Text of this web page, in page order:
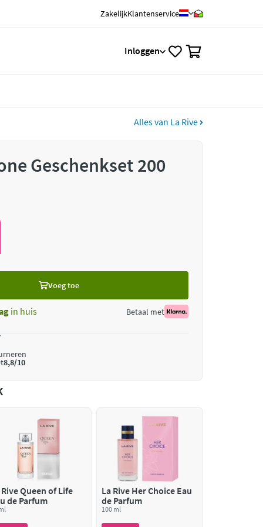
ZakelijkKlantenservice
Inloggen
Alles van La Rive
Geschenkset 200
Voeg toe
in huis Betaal met
8,8/10
Rive Queen of Life
de Parfum
La Rive Her Choice Eau
de Parfum
100 ml